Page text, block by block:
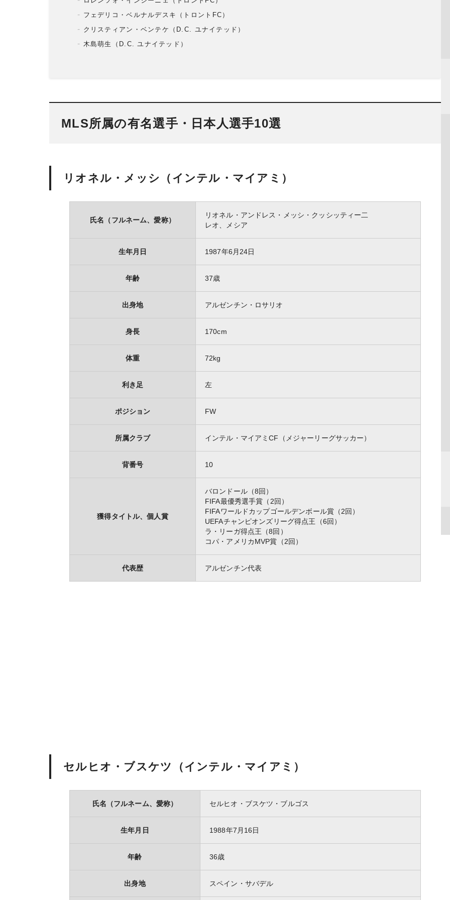
フェデリコ・ベルナルデスキ（トロントFC）
クリスティアン・ベンテケ（D.C. ユナイテッド）
木島萌生（D.C. ユナイテッド）
MLS所属の有名選手・日本人選手10選
リオネル・メッシ（インテル・マイアミ）
氏名（フルネーム、愛称）
リオネル・アンドレス・メッシ・クッシッティー二
レオ、メシア
生年月日 1987年6月24日
年齢 37歳
出身地 アルゼンチン・ロサリオ
身長 170cm
体重 72kg
利き足 左
ポジション FW
所属クラブ インテル・マイアミCF（メジャーリーグサッカー）
背番号 10
獲得タイトル、個人賞
バロンドール（8回）
FIFA最優秀選手賞（2回）
FIFAワールドカップゴールデンボール賞（2回）
UEFAチャンピオンズリーグ得点王（6回）
ラ・リーガ得点王（8回）
コパ・アメリカMVP賞（2回）
代表歴 アルゼンチン代表
セルヒオ・ブスケツ （インテル・マイアミ）
氏名（フルネーム、愛称） セルヒオ・ブスケツ・ブルゴス
生年月日 1988年7月16日
年齢 36歳
出身地 スペイン・サバデル